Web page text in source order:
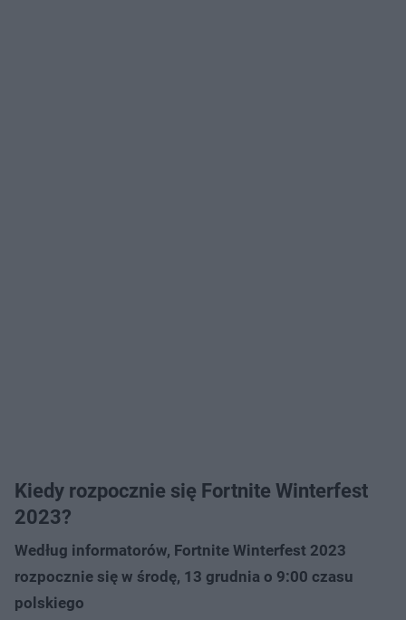
Kiedy rozpocznie się Fortnite Winterfest
2023?
Według informatorów, Fortnite Winterfest 2023
rozpocznie się w środę, 13 grudnia o 9:00 czasu
polskiego